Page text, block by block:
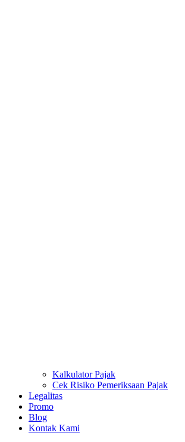
Kalkulator Pajak
Cek Risiko Pemeriksaan Pajak
Legalitas
Promo
Blog
Kontak Kami